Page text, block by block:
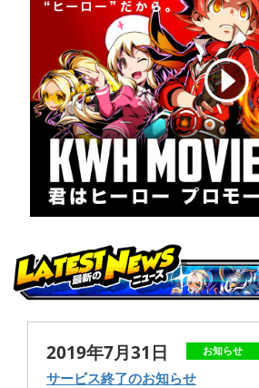
2019年7月31日 お知らせ
サービス終了のお知らせ